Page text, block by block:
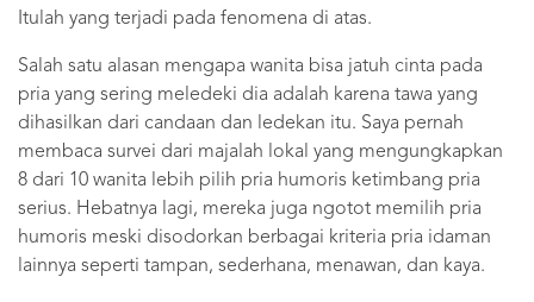
Itulah yang terjadi pada fenomena di atas.
Salah satu alasan mengapa wanita bisa jatuh cinta pada
pria yang sering meledeki dia adalah karena tawa yang
dihasilkan dari candaan dan ledekan itu. Saya pernah
membaca survei dari majalah lokal yang mengungkapkan
8 dari 10 wanita lebih pilih pria humoris ketimbang pria
serius. Hebatnya lagi, mereka juga ngotot memilih pria
humoris meski disodorkan berbagai kriteria pria idaman
lainnya seperti tampan, sederhana, menawan, dan kaya.